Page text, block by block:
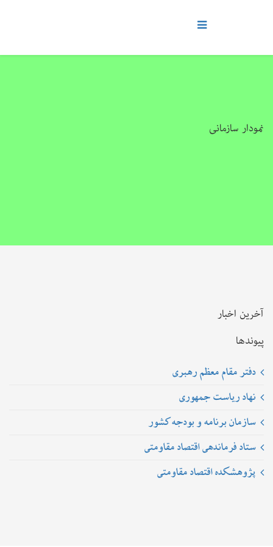
نمودار سازمانی
آخرین اخبار
پیوندها
دفتر مقام معظم رهبری
نهاد ریاست جمهوری
سازمان برنامه و بودجه کشور
ستاد فرماندهی اقتصاد مقاومتی
پژوهشکده اقتصاد مقاومتی